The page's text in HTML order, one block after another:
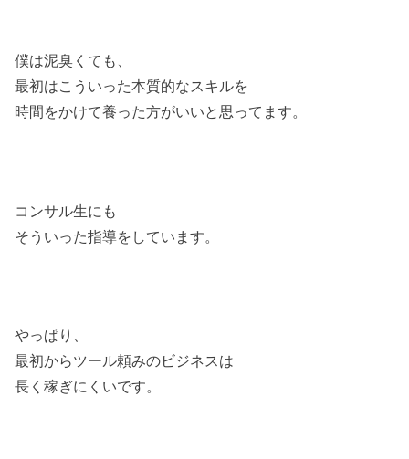
僕は泥臭くても、
最初はこういった本質的なスキルを
時間をかけて養った方がいいと思ってます。
コンサル生にも
そういった指導をしています。
やっぱり、
最初からツール頼みのビジネスは
長く稼ぎにくいです。